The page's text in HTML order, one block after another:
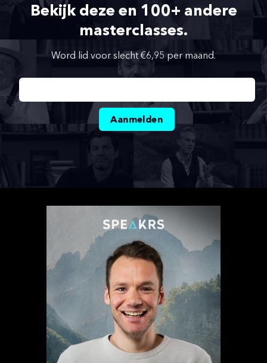
Bekijk deze en 100+ andere
masterclasses.
Word lid voor slecht €6,95 per maand.